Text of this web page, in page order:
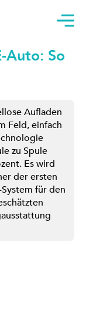
Auto: So
Aufladen
Feld, einfach
zu Spule
Es wird
der ersten
für den